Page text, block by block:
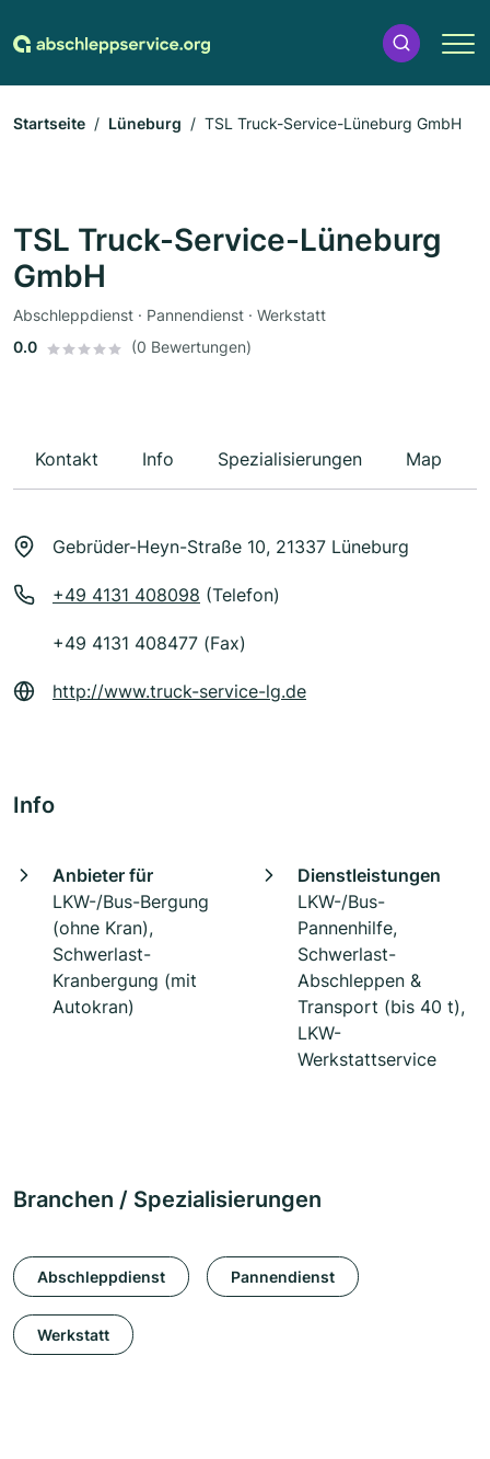
Startseite Lüneburg TSL Truck-Service-Lüneburg GmbH
TSL Truck-Service-Lüneburg
GmbH
Abschleppdienst · Pannendienst · Werkstatt
0.0
(0 Bewertungen)
Kontakt Info Spezialisierungen Map
Gebrüder-Heyn-Straße 10, 21337 Lüneburg
+49 4131 408098 (Telefon)
+49 4131 408477 (Fax)
http://www.truck-service-lg.de
Info
Anbieter für
LKW-/Bus-Bergung
(ohne Kran),
Schwerlast-
Kranbergung (mit
Autokran)
Dienstleistungen
LKW-/Bus-
Pannenhilfe,
Schwerlast-
Abschleppen &
Transport (bis 40 t),
LKW-
Werkstattservice
Branchen / Spezialisierungen
Abschleppdienst Pannendienst
Werkstatt